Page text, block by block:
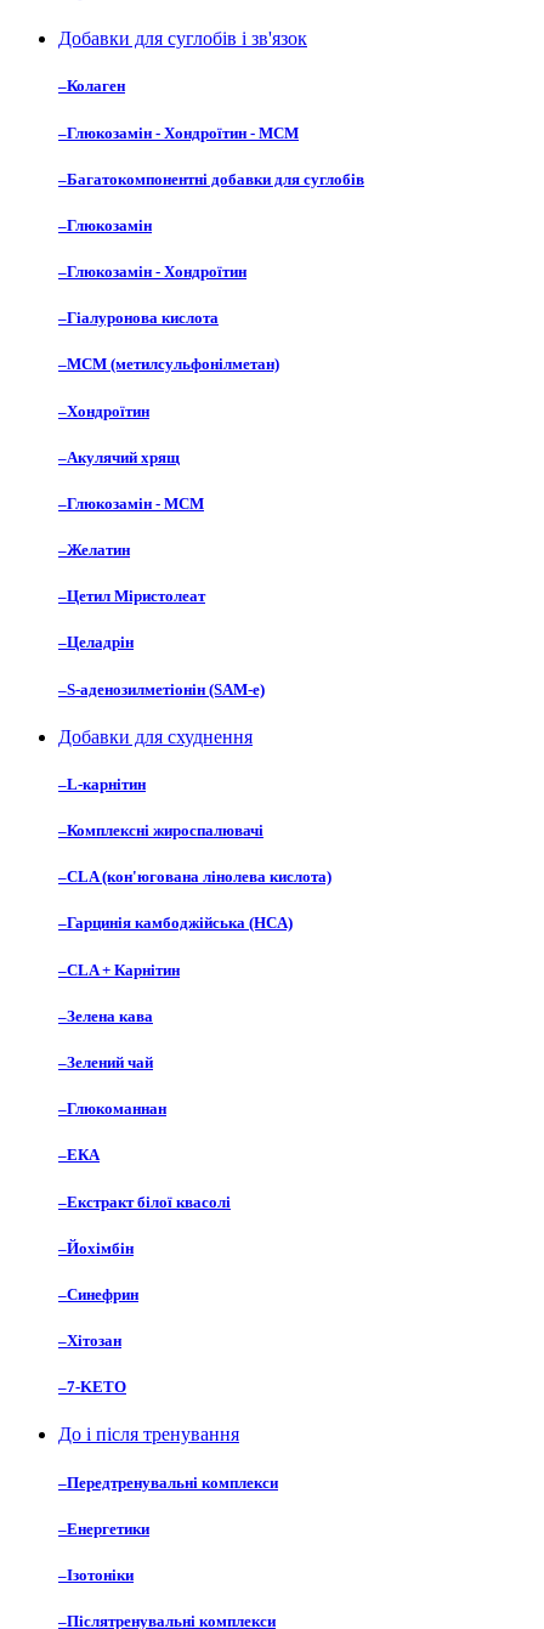
Добавки для суглобів і зв'язок
–Колаген
–Глюкозамін - Хондроїтин - МСМ
–Багатокомпонентні добавки для суглобів
–Глюкозамін
–Глюкозамін - Хондроїтин
–Гіалуронова кислота
–МСМ (метилсульфонілметан)
–Хондроїтин
–Акулячий хрящ
–Глюкозамін - МСМ
–Желатин
–Цетил Міристолеат
–Целадрін
–S-аденозилметіонін (SAM-e)
Добавки для схуднення
–L-карнітин
–Комплексні жироспалювачі
–CLA (кон'югована лінолева кислота)
–Гарцинія камбоджійська (HCA)
–CLA + Карнітин
–Зелена кава
–Зелений чай
–Глюкоманнан
–ЕКА
–Екстракт білої квасолі
–Йохімбін
–Синефрин
–Хітозан
–7-KETO
До і після тренування
–Передтренувальні комплекси
–Енергетики
–Ізотоніки
–Післятренувальні комплекси